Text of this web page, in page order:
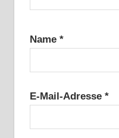
Name *
E-Mail-Adresse *